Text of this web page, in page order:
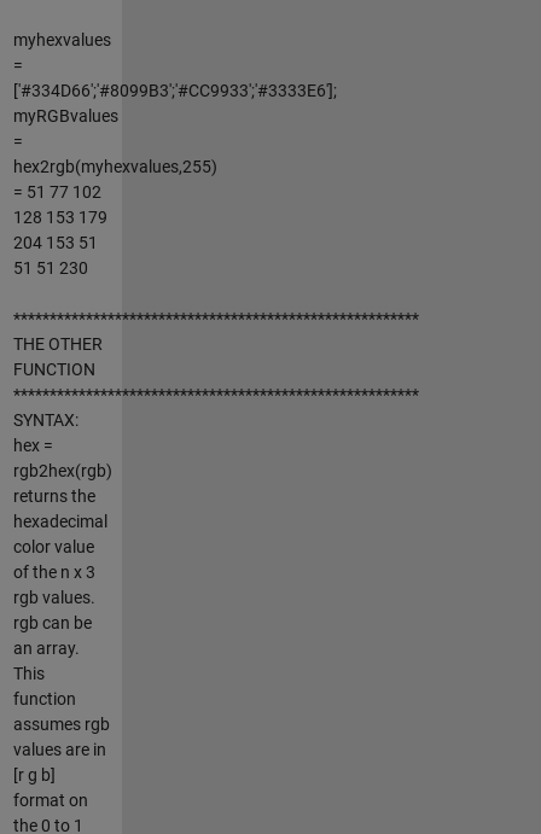
myhexvalues
=
['#334D66';'#8099B3';'#CC9933';'#3333E6'];
myRGBvalues
=
hex2rgb(myhexvalues,255)
= 51 77 102
128 153 179
204 153 51
51 51 230
********************************************************
THE OTHER
FUNCTION
********************************************************
SYNTAX:
hex =
rgb2hex(rgb)
returns the
hexadecimal
color value
of the n x 3
rgb values.
rgb can be
an array.
This
function
assumes rgb
values are in
[r g b]
format on
the 0 to 1